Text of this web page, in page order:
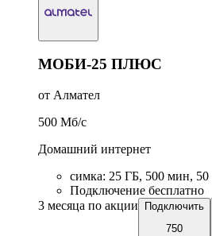
МОБИ-25 ПЛЮС
от Алмател
500 Мб/c
Домашний интернет
симка: 25 ГБ, 500 мин, 50
Подключение бесплатно
3 месяца по акции
Подключить
750